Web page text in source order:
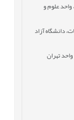
علوم و
دانشگاه آزاد
تهران